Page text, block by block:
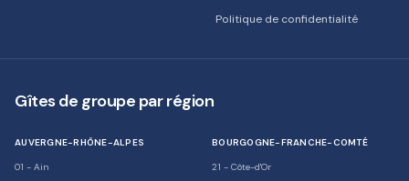
Politique de confidentialité
Gîtes de groupe par région
AUVERGNE-RHÔNE-ALPES
01 - Ain
BOURGOGNE-FRANCHE-COMTÉ
21 - Côte-d'Or